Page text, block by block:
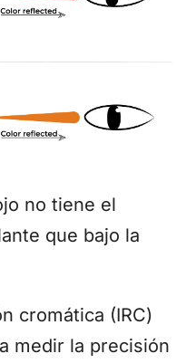
no tiene el
que bajo la
cromática (IRC)
medir la precisión